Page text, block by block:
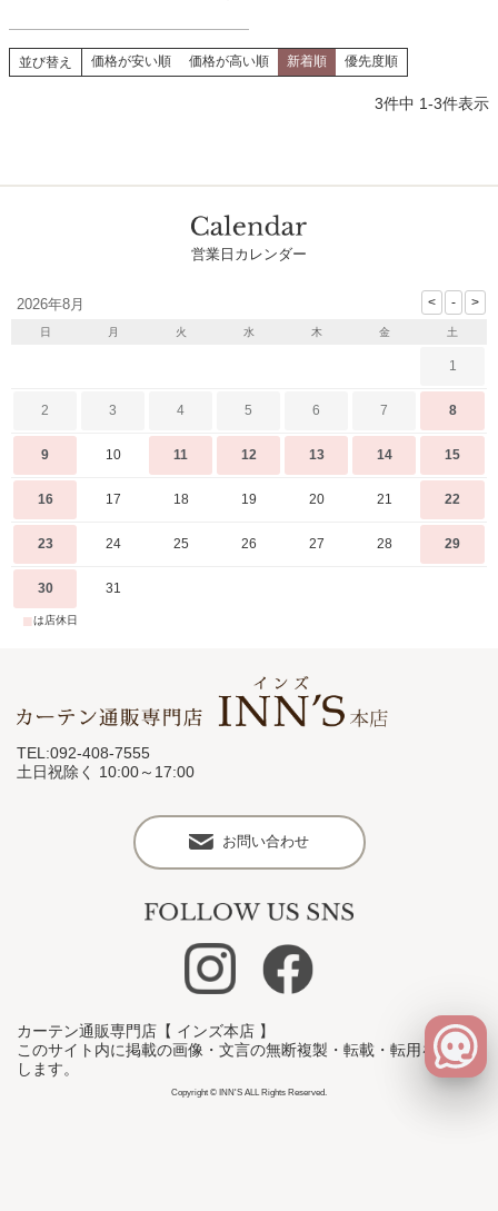
並び替え 価格が安い順 価格が高い順 新着順 優先度順
3件中 1-3件表示
営業日カレンダー
2026年8月
日 月 火 水 木 金 土
1
2 3 4 5 6 7 8
9 10 11 12 13 14 15
16 17 18 19 20 21 22
23 24 25 26 27 28 29
30 31
■は店休日
TEL:092-408-7555
土日祝除く 10:00～17:00
お問い合わせ
カーテン通販専門店【 インズ本店 】
このサイト内に掲載の画像・文言の無断複製・転載・転用を禁止
します。
Copyright © INN'S ALL Rights Reserved.